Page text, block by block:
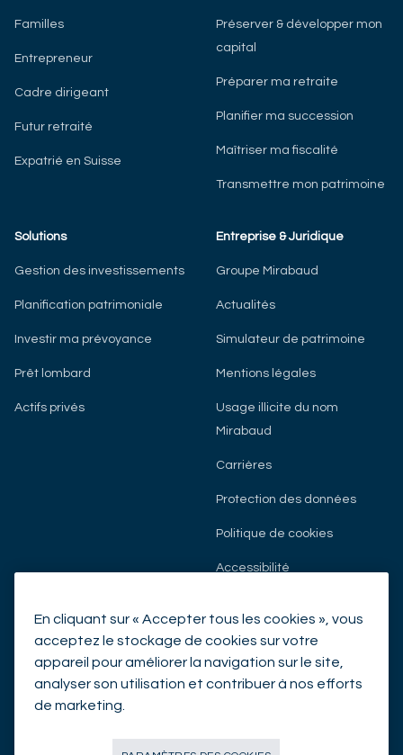
Familles
Entrepreneur
Cadre dirigeant
Futur retraité
Expatrié en Suisse
Préserver & développer mon
capital
Préparer ma retraite
Planifier ma succession
Maîtriser ma fiscalité
Transmettre mon patrimoine
Solutions
Gestion des investissements
Planification patrimoniale
Investir ma prévoyance
Prêt lombard
Actifs privés
Entreprise & Juridique
Groupe Mirabaud
Actualités
Simulateur de patrimoine
Mentions légales
Usage illicite du nom
Mirabaud
Carrières
Protection des données
Politique de cookies
Accessibilité
NOUS CONTACTER
En cliquant sur « Accepter tous les cookies », vous
acceptez le stockage de cookies sur votre
appareil pour améliorer la navigation sur le site,
analyser son utilisation et contribuer à nos efforts
de marketing.